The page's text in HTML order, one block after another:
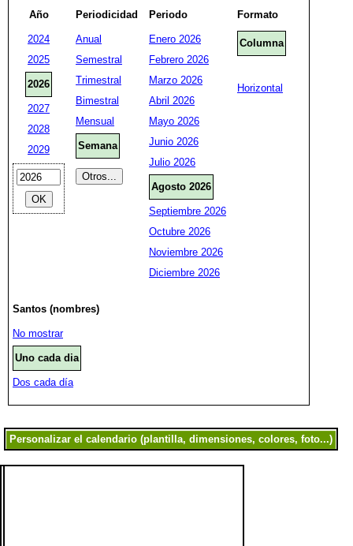
Año
2024
2025
2026
2027
2028
2029
Periodicidad
Anual
Semestral
Trimestral
Bimestral
Mensual
Semana
Periodo
Enero 2026
Febrero 2026
Marzo 2026
Abril 2026
Mayo 2026
Junio 2026
Julio 2026
Agosto 2026
Septiembre 2026
Octubre 2026
Noviembre 2026
Diciembre 2026
Formato
Columna
Horizontal
Santos (nombres)
No mostrar
Uno cada dia
Dos cada día